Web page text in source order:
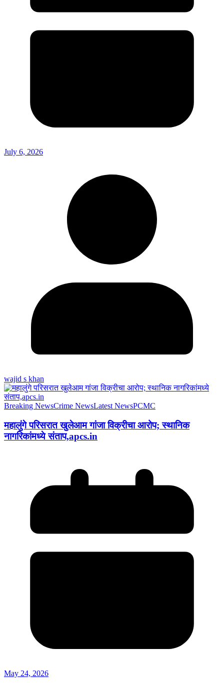
July 6, 2026
wajid s khan
Breaking NewsCrime NewsLatest NewsPCMC
महालुंगे परिसरात खुलेआम गांजा विक्रीचा आरोप; स्थानिक
नागरिकांमध्ये संताप,apcs.in
May 24, 2026